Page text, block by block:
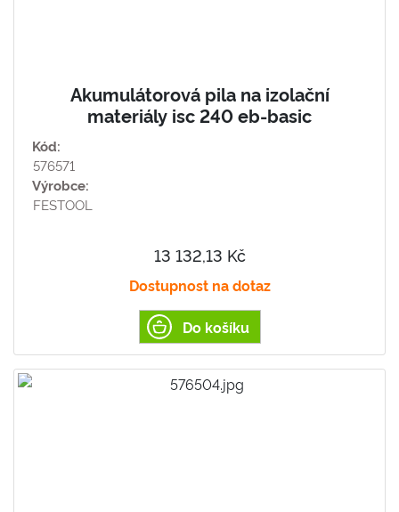
Akumulátorová pila na izolační
materiály isc 240 eb-basic
Kód:
576571
Výrobce:
FESTOOL
13 132,13 Kč
Dostupnost na dotaz
Do košíku